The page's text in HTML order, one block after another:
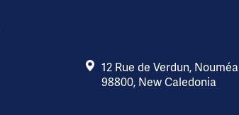
12 Rue de Verdun, Nouméa
98800, New Caledonia